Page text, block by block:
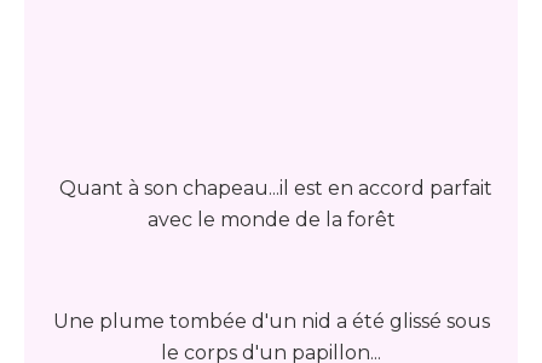
Quant à son chapeau...il est en accord parfait
avec le monde de la forêt
Une plume tombée d'un nid a été glissé sous
le corps d'un papillon...